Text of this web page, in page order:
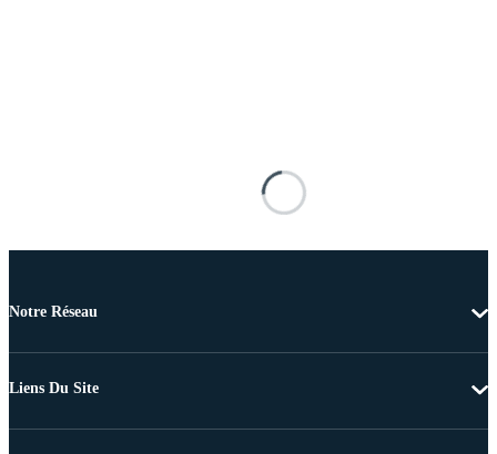
Notre Réseau
Liens Du Site